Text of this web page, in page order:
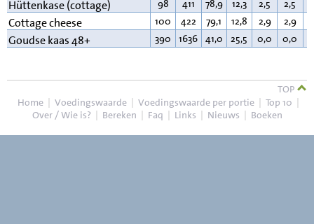
Hüttenkase (cottage) 98 411 78,9 12,3 2,5 2,5
Cottage cheese 100 422 79,1 12,8 2,9 2,9
Goudse kaas 48+ 390 1636 41,0 25,5 0,0 0,0
TOP
Home | Voedingswaarde | Voedingswaarde per portie | Top 10 |
Over / Wie is? | Bereken | Faq | Links | Nieuws | Boeken